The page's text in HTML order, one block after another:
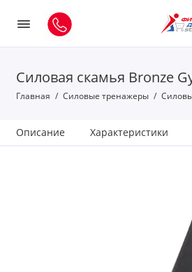
Силовая скамья Bronze
Главная Силовые тренажеры
Описание Характеристики